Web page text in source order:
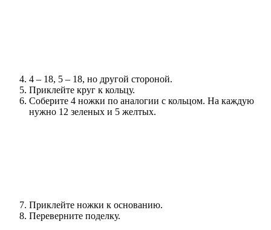
4 – 18, 5 – 18, но другой стороной.
Приклейте круг к кольцу.
Соберите 4 ножки по аналогии с кольцом. На каждую
нужно 12 зеленых и 5 желтых.
Приклейте ножки к основанию.
Переверните поделку.